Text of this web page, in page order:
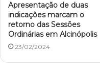
Apresentação de duas
indicações marcam o
retorno das Sessões
Ordinárias em Alcinópolis
23/02/2024